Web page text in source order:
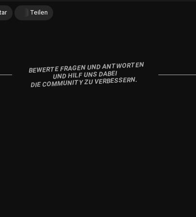
Teilen
BEWERTE FRAGEN UND ANTWORTEN
UND HILF UNS DABEI
DIE COMMUNITY ZU VERBESSERN.